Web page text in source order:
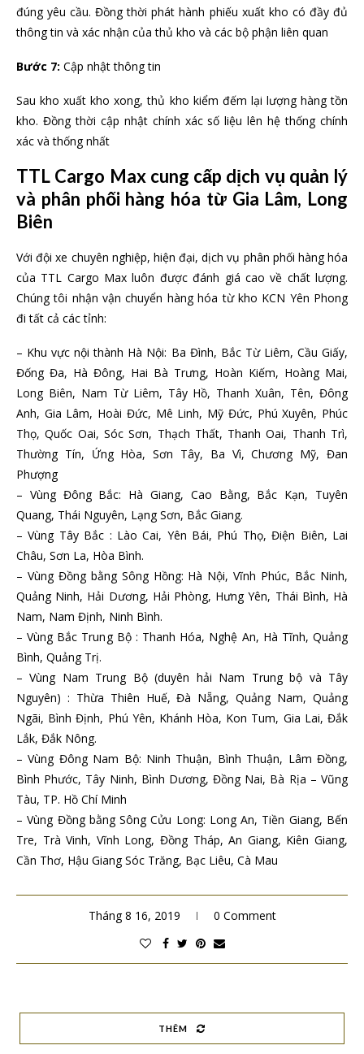
đúng yêu cầu. Đồng thời phát hành phiếu xuất kho có đầy đủ
thông tin và xác nhận của thủ kho và các bộ phận liên quan
Bước 7: Cập nhật thông tin
Sau kho xuất kho xong, thủ kho kiểm đếm lại lượng hàng tồn
kho. Đồng thời cập nhật chính xác số liệu lên hệ thống chính
xác và thống nhất
TTL Cargo Max cung cấp dịch vụ quản lý
và phân phối hàng hóa từ Gia Lâm, Long
Biên
Với đội xe chuyên nghiệp, hiện đại, dịch vụ phân phối hàng hóa
của TTL Cargo Max luôn được đánh giá cao về chất lượng.
Chúng tôi nhận vận chuyển hàng hóa từ kho KCN Yên Phong
đi tất cả các tỉnh:
– Khu vực nội thành Hà Nội: Ba Đình, Bắc Từ Liêm, Cầu Giấy,
Đống Đa, Hà Đông, Hai Bà Trưng, Hoàn Kiếm, Hoàng Mai,
Long Biên, Nam Từ Liêm, Tây Hồ, Thanh Xuân, Tên, Đông
Anh, Gia Lâm, Hoài Đức, Mê Linh, Mỹ Đức, Phú Xuyên, Phúc
Thọ, Quốc Oai, Sóc Sơn, Thạch Thất, Thanh Oai, Thanh Trì,
Thường Tín, Ứng Hòa, Sơn Tây, Ba Vì, Chương Mỹ, Đan
Phượng
– Vùng Đông Bắc: Hà Giang, Cao Bằng, Bắc Kạn, Tuyên
Quang, Thái Nguyên, Lạng Sơn, Bắc Giang.
– Vùng Tây Bắc : Lào Cai, Yên Bái, Phú Thọ, Điện Biên, Lai
Châu, Sơn La, Hòa Bình.
– Vùng Đồng bằng Sông Hồng: Hà Nội, Vĩnh Phúc, Bắc Ninh,
Quảng Ninh, Hải Dương, Hải Phòng, Hưng Yên, Thái Bình, Hà
Nam, Nam Định, Ninh Bình.
– Vùng Bắc Trung Bộ : Thanh Hóa, Nghệ An, Hà Tĩnh, Quảng
Bình, Quảng Trị.
– Vùng Nam Trung Bộ (duyên hải Nam Trung bộ và Tây
Nguyên) : Thừa Thiên Huế, Đà Nẵng, Quảng Nam, Quảng
Ngãi, Bình Định, Phú Yên, Khánh Hòa, Kon Tum, Gia Lai, Đắk
Lắk, Đắk Nông.
– Vùng Đông Nam Bộ: Ninh Thuận, Bình Thuận, Lâm Đồng,
Bình Phước, Tây Ninh, Bình Dương, Đồng Nai, Bà Rịa – Vũng
Tàu, TP. Hồ Chí Minh
– Vùng Đồng bằng Sông Cửu Long: Long An, Tiền Giang, Bến
Tre, Trà Vinh, Vĩnh Long, Đồng Tháp, An Giang, Kiên Giang,
Cần Thơ, Hậu Giang Sóc Trăng, Bạc Liêu, Cà Mau
Tháng 8 16, 2019 0 Comment
THÊM